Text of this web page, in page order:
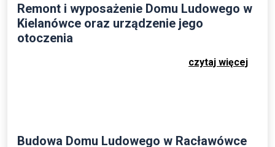
Remont i wyposażenie Domu Ludowego w
Kielanówce oraz urządzenie jego
otoczenia
czytaj więcej
Budowa Domu Ludowego w Racławówce